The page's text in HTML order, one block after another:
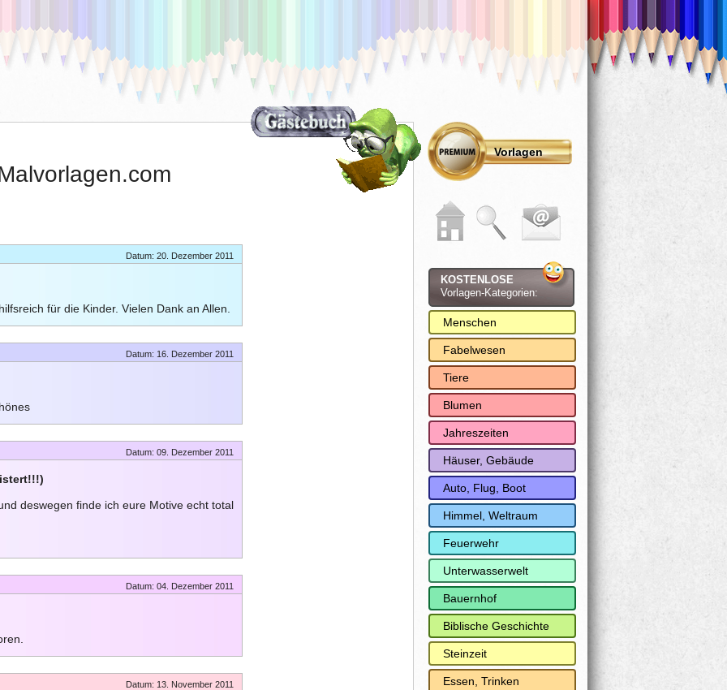
Datum: 20. Dezember 2011
für die Kinder. Vielen Dank an Allen.
Datum: 16. Dezember 2011
Datum: 09. Dezember 2011
deswegen finde ich eure Motive echt total
Datum: 04. Dezember 2011
Datum: 13. November 2011
Vorlagen
KOSTENLOSE
Vorlagen-Kategorien:
Menschen
Fabelwesen
Tiere
Blumen
Jahreszeiten
Häuser, Gebäude
Auto, Flug, Boot
Himmel, Weltraum
Feuerwehr
Unterwasserwelt
Bauernhof
Biblische Geschichte
Steinzeit
Essen, Trinken